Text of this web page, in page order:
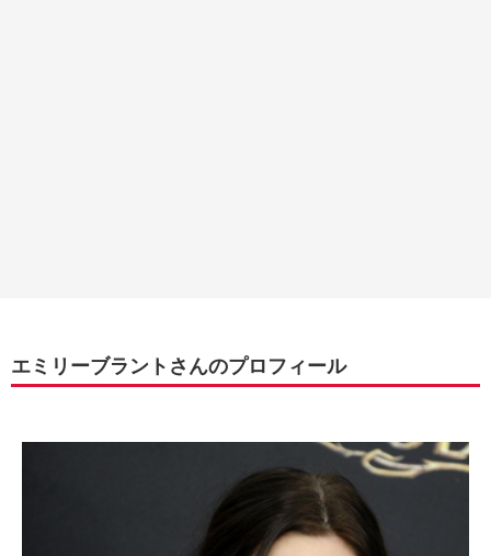
エミリーブラントさんのプロフィール